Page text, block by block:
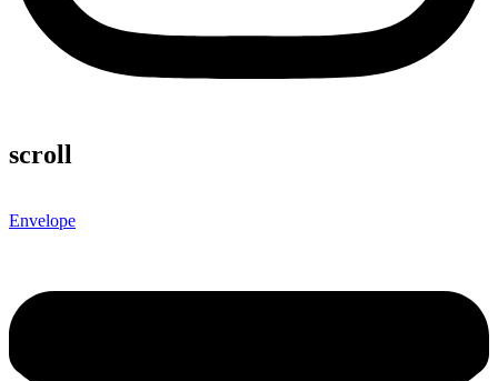
scroll
Envelope